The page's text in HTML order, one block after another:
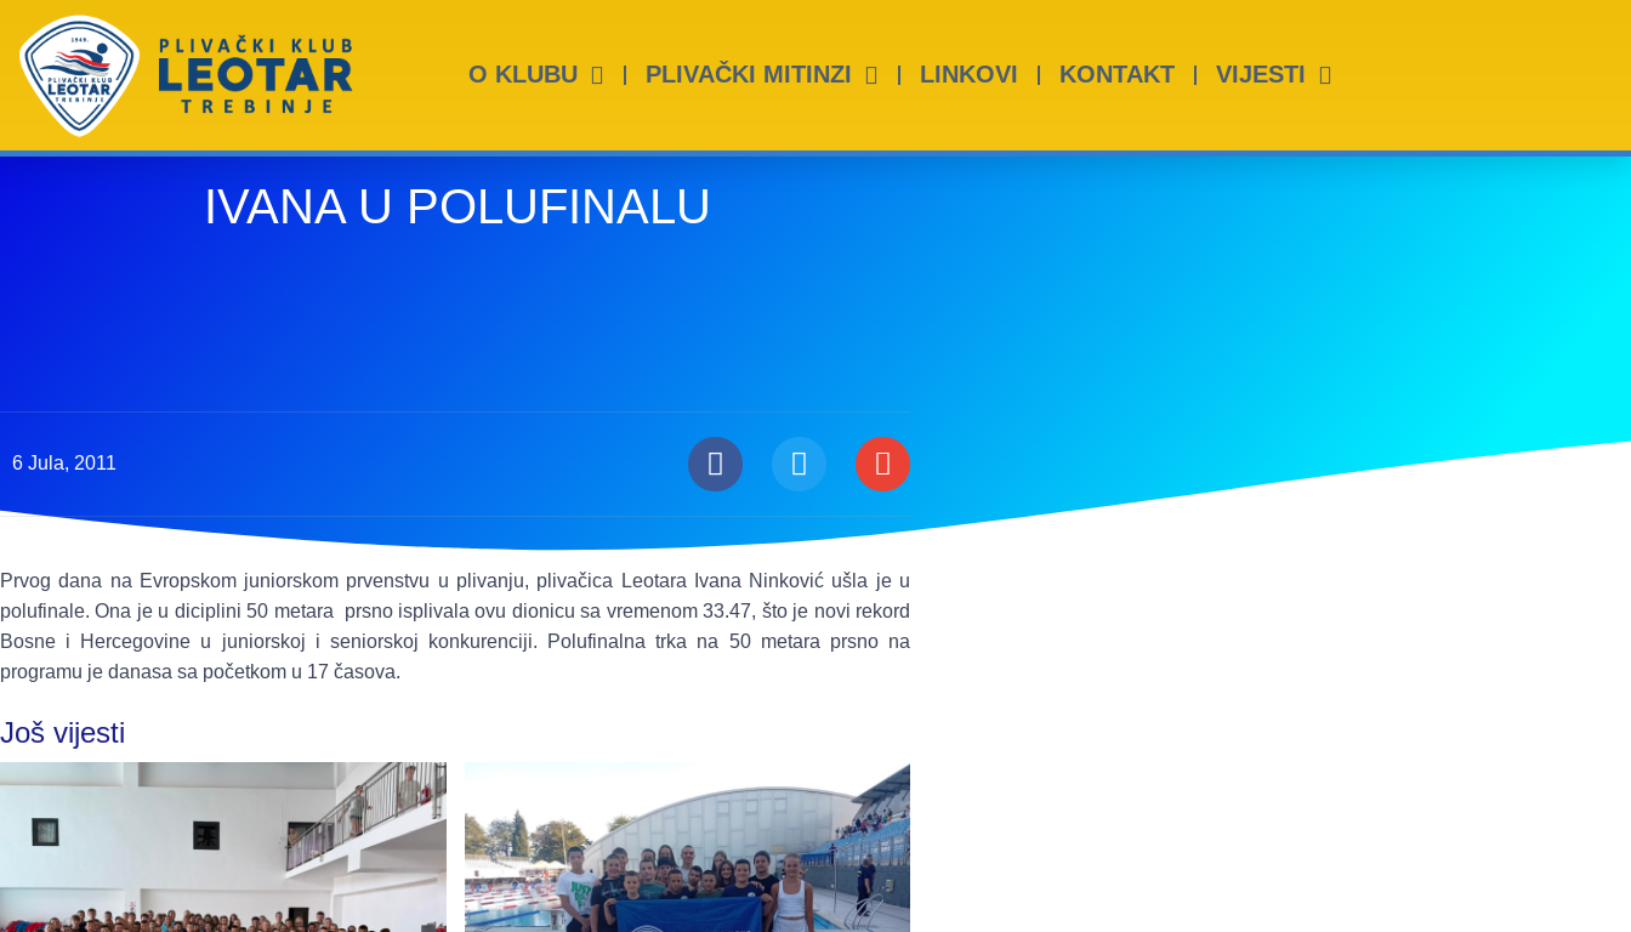
O KLUBU PLIVAČKI MITINZI LINKOVI KONTAKT VIJESTI
IVANA U POLUFINALU
6 Jula, 2011
Prvog dana na Evropskom juniorskom prvenstvu u plivanju, plivačica Leotara Ivana Ninković ušla je u
polufinale. Ona je u diciplini 50 metara prsno isplivala ovu dionicu sa vremenom 33.47, što je novi rekord
Bosne i Hercegovine u juniorskoj i seniorskoj konkurenciji. Polufinalna trka na 50 metara prsno na
programu je danasa sa početkom u 17 časova.
Još vijesti